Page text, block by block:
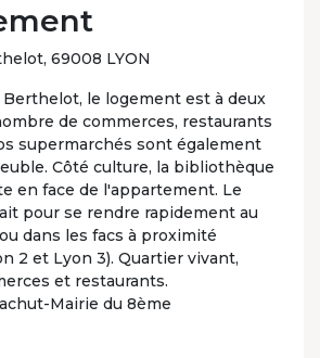
69008 LYON
Berthelot, le logement est à deux
de commerces, restaurants
supermarchés sont également
Côté culture, la bibliothèque
en face de l'appartement. Le
pour se rendre rapidement au
dans les facs à proximité
2 et Lyon 3). Quartier vivant,
et restaurants.
Mairie du 8ème